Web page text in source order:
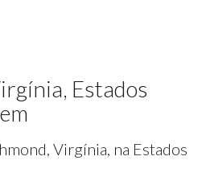
Estados
Virgínia, na Estados